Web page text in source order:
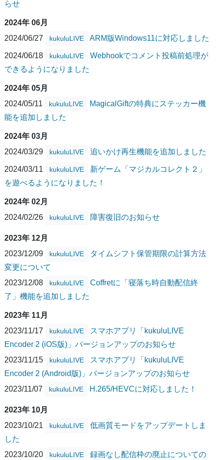
らせ
2024年 06月
2024/06/27
kukuluLIVE ARM版Windows11に対応しました
2024/06/18 kukuluLIVE
Webhookでコメント投稿前処理が
できるようになりました
2024年 05月
2024/05/11
kukuluLIVE
MagicalGiftの特典にステッカー機
能を追加しました
2024年 03月
2024/03/29
kukuluLIVE 追いかけ再生機能を追加しました
2024/03/11 kukuluLIVE
新ゲーム「マジカルコレクト２」
を遊べるようになりました！
2024年 02月
2024/02/26
kukuluLIVE 障害復旧のお知らせ
2023年 12月
2023/12/09
kukuluLIVE
タイムシフト保管期限の計算方法
変更について
2023/12/08
kukuluLIVE
Coffretに「寝落ち時自動配信終
了」機能を追加しました
2023年 11月
2023/11/17
kukuluLIVE
スマホアプリ「kukuluLIVE
Encoder 2 (iOS版)」バージョンアップのお知らせ
2023/11/15
kukuluLIVE
スマホアプリ「kukuluLIVE
Encoder 2 (Android版)」バージョンアップのお知らせ
2023/11/07
kukuluLIVE H.265/HEVCに対応しました！
2023年 10月
2023/10/21
kukuluLIVE
低画質モードをアップデートしま
した
2023/10/20
kukuluLIVE 録画なし配信枠の廃止についての